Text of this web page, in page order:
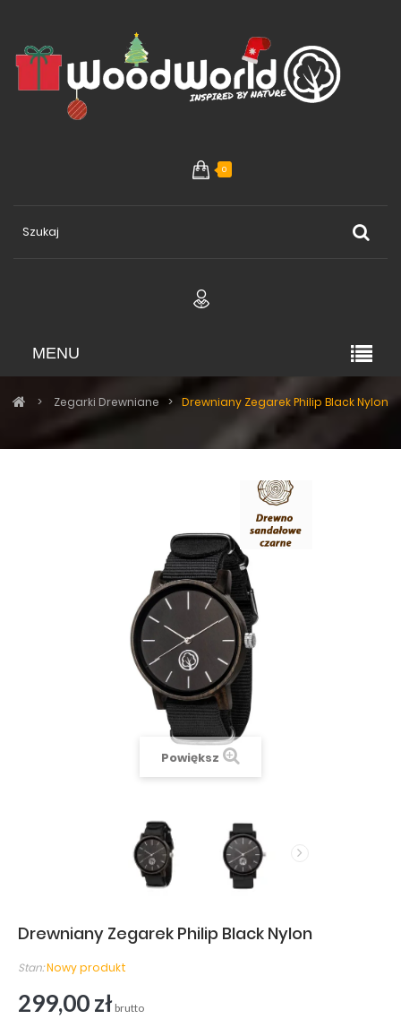
0
MENU
> Zegarki Drewniane > Drewniany Zegarek Philip Black Nylon
Powiększ
Drewniany Zegarek Philip Black Nylon
Stan:Nowy produkt
299,00 zł brutto